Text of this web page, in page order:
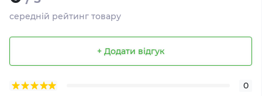
середній рейтинг товару
+ Додати відгук
0